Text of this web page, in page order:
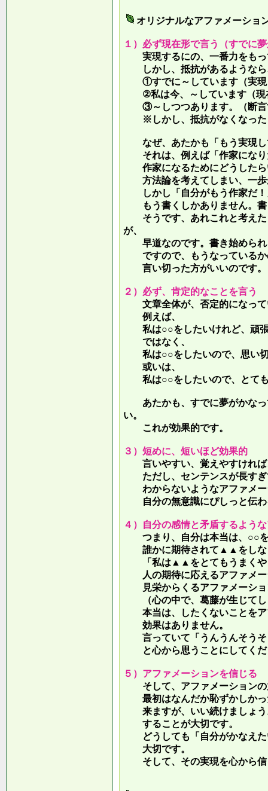
オリジナルなアファメーショ
１）必ず現在形で言う（すでに
実現するにの、一番力をもっ
しかし、抵抗があるような
①すでに～しています（実現
②私は今、～しています（現
③～しつつあります。（断言
※しかし、抵抗がなくなった
なぜ、あたかも「もう実現し
それは、例えば「作家になり
作家になるためにどうしたら
方法論を考えてしまい、一歩
しかし「自分がもう作家だ！
もう書くしかありません。書
そうです、あれこれと考えた
が、
早道なのです。書き始められ
ですので、もうなっているか
言い切った方がいいのです。
２）必ず、肯定的なことを言う
文章全体が、否定的になっ
例えば、
私は○○をしたいけれど、頑張
ではなく、
私は○○をしたいので、思い切
或いは、
私は○○をしたいので、とても
あたかも、すでに夢がかなっ
い。
これが効果的です。
３）短めに、短いほど効果的
言いやすい、覚えやすければ
ただし、センテンスが長すぎ
わからないようなアファメー
自分の無意識にぴしっと伝わ
４）自分の感情と矛盾するよう
つまり、自分は本当は、○○を
誰かに期待されて▲▲をしな
「私は▲▲をとてもうまくや
人の期待に応えるアファメ
見栄からくるアファメーショ
（心の中で、葛藤が生じてし
本当は、したくないことをア
効果はありません。
言っていて 「うんうんそう
と心から思うことにしてくだ
５）アファメーションを信じる
そして、アファメーションの
最初はなんだか恥ずかしかっ
来ますが、いい続けましょう
することが大切です。
どうしても「自分がかなえた
大切です。
そして、その実現を心から信